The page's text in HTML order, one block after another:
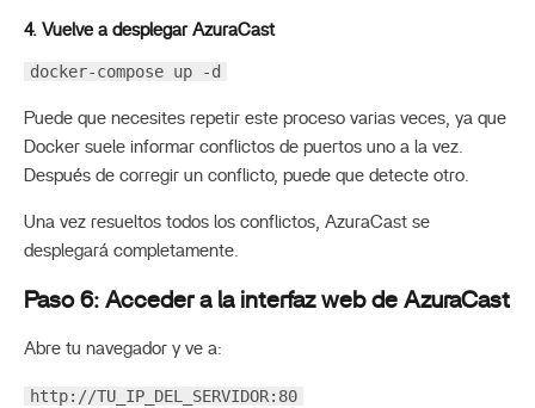
4. Vuelve a desplegar AzuraCast
docker-compose up -d
Puede que necesites repetir este proceso varias veces, ya que
Docker suele informar conflictos de puertos uno a la vez.
Después de corregir un conflicto, puede que detecte otro.
Una vez resueltos todos los conflictos, AzuraCast se
desplegará completamente.
Paso 6: Acceder a la interfaz web de AzuraCast
Abre tu navegador y ve a:
http://TU_IP_DEL_SERVIDOR:80